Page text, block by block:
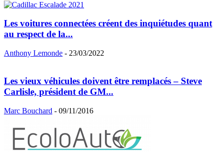
Les voitures connectées créent des inquiétudes quant
au respect de la...
Anthony Lemonde - 23/03/2022
Les vieux véhicules doivent être remplacés – Steve
Carlisle, président de GM...
Marc Bouchard - 09/11/2016